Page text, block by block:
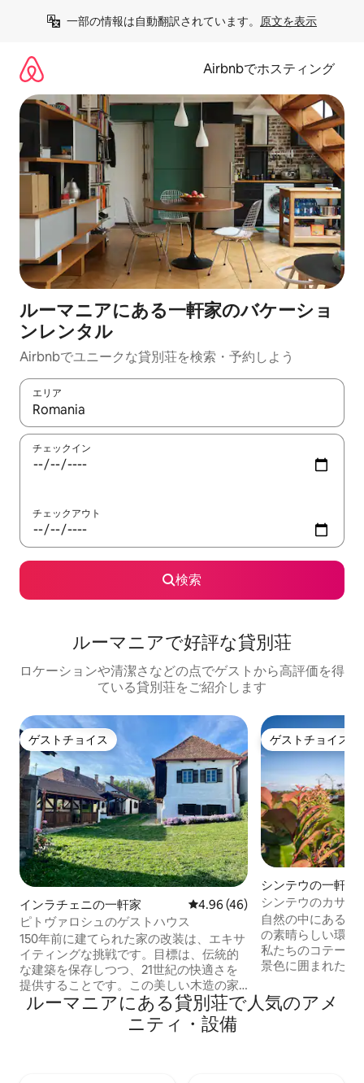
一部の情報は自動翻訳されています。 原文を表示
Airbnbでホスティング
ルーマニアにある一軒家のバケーショ
ンレンタル
Airbnbでユニークな貸別荘を検索・予約しよう
エリア
検索結果が表示されたら、上下の矢印キーを使って移動するか
チェックイン
チェックアウト
検索
ルーマニアで好評な貸別荘
ロケーションや清潔さなどの点でゲストから高評価を得
ている貸別荘をご紹介します
ゲストチョイス
ゲストチョイス
インラチェニの一軒家 レビュー46件、5つ星中4.96つ
4.96 (46)
ピトヴァロシュのゲストハウス
150年前に建てられた家の改装は、エキサ
イティングな挑戦です。目標は、伝統的
な建築を保存しつつ、21世紀の快適さを
提供することです。この美しい木造の家
は、自然に囲まれたトランシルバニアの
小さな村、エンラカにあります。 現代の
ニーズに合わせて150年前の家を改装する
ゲストチョイス
ゲストチョイス
シンテウの一軒家
シンテウのカサ・
自然の中にあるこ
の素晴らしい環境
私たちのコテージ
景色に囲まれた素
人々ができるよ
うな場所にあり、
ルーマニアにある貸別荘で人気のアメ
ニティ・設備